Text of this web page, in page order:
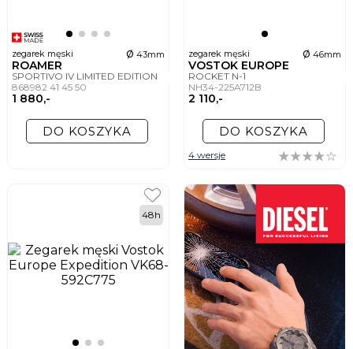
zegarek męski ø 43mm
ROAMER
SPORTIVO IV LIMITED EDITION
868982 41 45 50
1 880,-
DO KOSZYKA
zegarek męski ø 46mm
VOSTOK EUROPE
ROCKET N-1
NH34-225A712B
2 110,-
DO KOSZYKA
4 wersje
48h